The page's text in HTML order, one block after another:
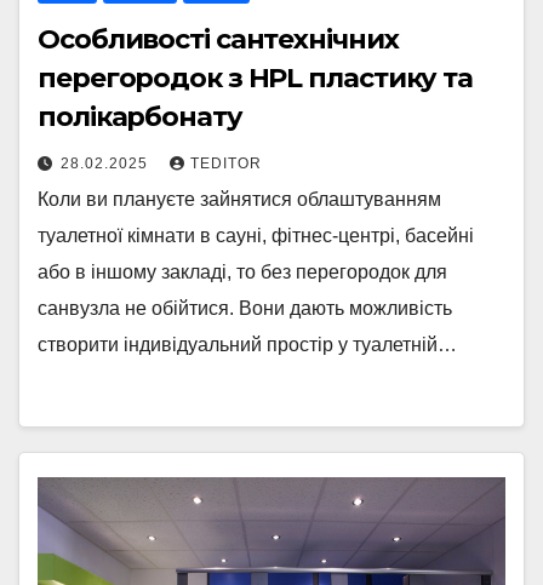
Особливості сантехнічних
перегородок з HPL пластику та
полікарбонату
28.02.2025 TEDITOR
Коли ви плануєте зайнятися облаштуванням
туалетної кімнати в сауні, фітнес-центрі, басейні
або в іншому закладі, то без перегородок для
санвузла не обійтися. Вони дають можливість
створити індивідуальний простір у туалетній…